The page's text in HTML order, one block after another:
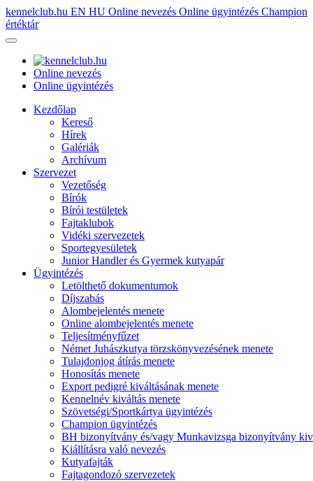
kennelclub.hu EN HU Online nevezés Online ügyintézés Champion
értéktár
Online nevezés
Online ügyintézés
Kezdőlap
Kereső
Hírek
Galériák
Archívum
Szervezet
Vezetőség
Bírók
Bírói testületek
Fajtaklubok
Vidéki szervezetek
Sportegyesületek
Junior Handler és Gyermek kutyapár
Ügyintézés
Letölthető dokumentumok
Díjszabás
Alombejelentés menete
Online alombejelentés menete
Teljesítményfűzet
Német Juhászkutya törzskönyvezésének menete
Tulajdonjog átírás menete
Honosítás menete
Export pedigré kiváltásának menete
Kennelnév kiváltás menete
Szövetségi/Sportkártya ügyintézés
Champion ügyintézés
BH bizonyítvány és/vagy Munkavizsga bizonyítvány
Kiállításra való nevezés
Kutyafajták
Fajtagondozó szervezetek